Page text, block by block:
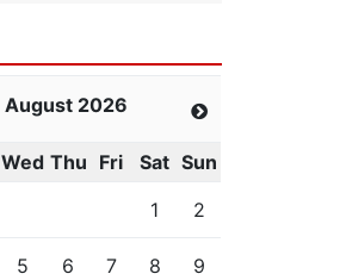
August 2026
Wed Thu Fri Sat Sun
1
2
5 6 7 8 9